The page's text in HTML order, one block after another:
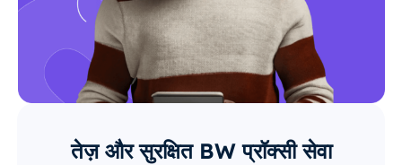
तेज़ और सुरक्षित BW प्रॉक्सी सेवा